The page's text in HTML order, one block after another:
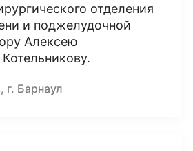
отделения
и поджелудочной
Алексею
г. Барнаул